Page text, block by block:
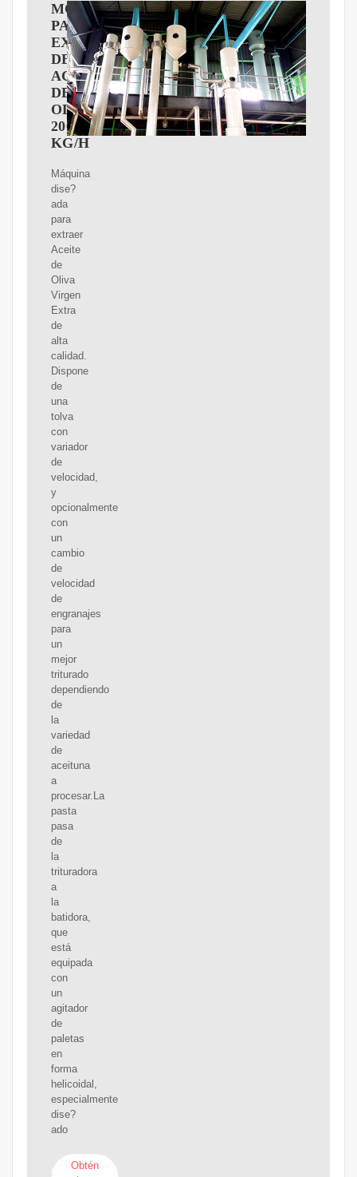
MOLINO
PARA
EXTRACCIóN
DE
ACEITE
DE
OLIVA
200
KG/H
Máquina
dise?
ada
para
extraer
Aceite
de
Oliva
Virgen
Extra
de
alta
calidad.
Dispone
de
una
tolva
con
variador
de
velocidad,
y
opcionalmente
con
un
cambio
de
velocidad
de
engranajes
para
un
mejor
triturado
dependiendo
de
la
variedad
de
aceituna
a
procesar.La
pasta
pasa
de
la
trituradora
a
la
batidora,
que
está
equipada
con
un
agitador
de
paletas
en
forma
helicoidal,
especialmente
dise?
ado
Obtén